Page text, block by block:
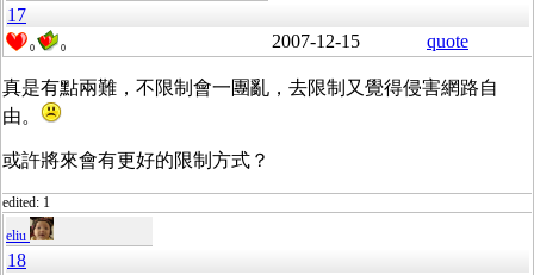
17
0 0 2007-12-15 quote
真是有點兩難，不限制會一團亂，去限制又覺得侵害網路自
由。
或許將來會有更好的限制方式？
edited: 1
eliu
18